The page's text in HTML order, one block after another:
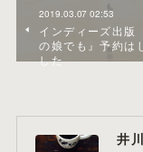
2019.03.07 02:53
インディーズ出版
の娘でも』予約は
した
井